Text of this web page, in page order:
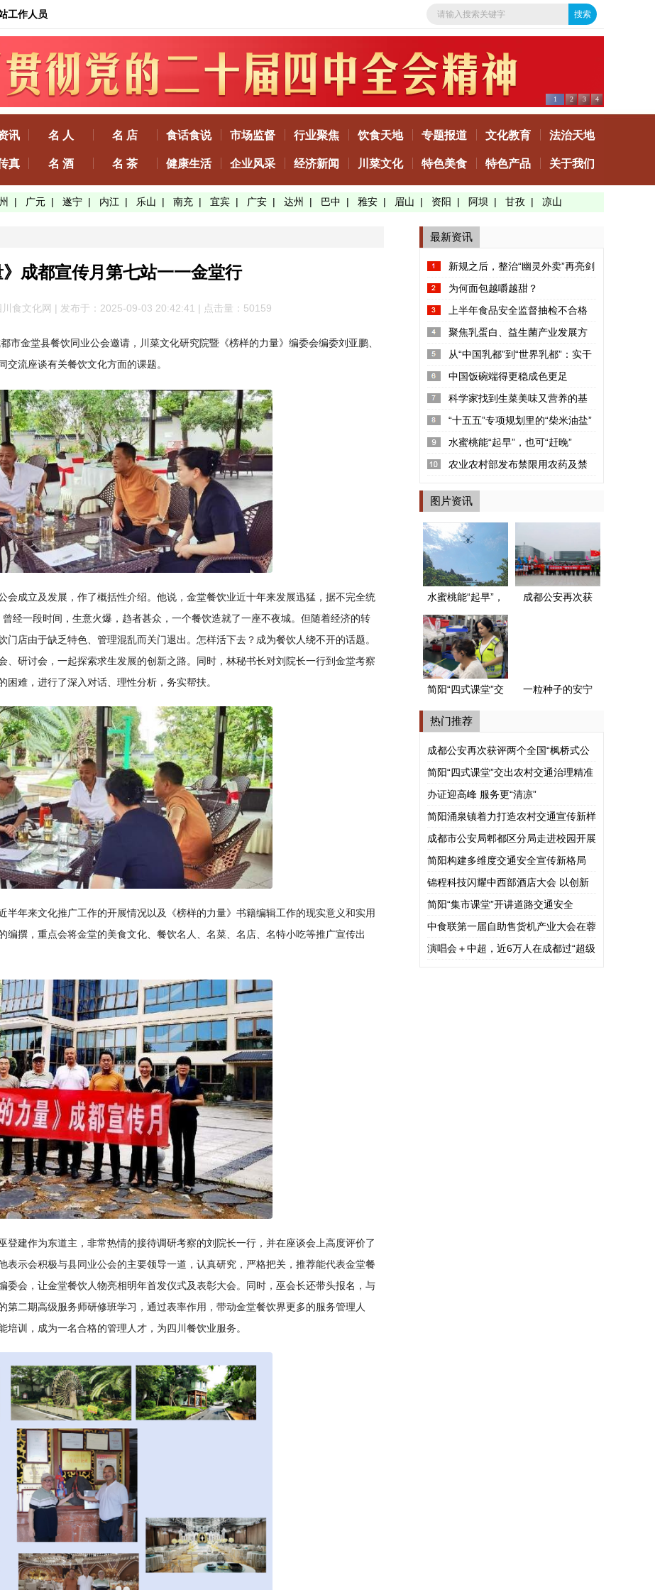
工作人员
1 2 3 4
讯 名 人 名 店 食话食说 市场监督 行业聚焦 饮食天地 专题报道 文化教育 法治天地
真 名 酒 名 茶 健康生活 企业风采 经济新闻 川菜文化 特色美食 特色产品 关于我们
| 广元 | 遂宁 | 内江 | 乐山 | 南充 | 宜宾 | 广安 | 达州 | 巴中 | 雅安 | 眉山 | 资阳 | 阿坝 | 甘孜 | 凉山
最新资讯
新规之后，整治“幽灵外卖”再亮剑
为何面包越嚼越甜？
上半年食品安全监督抽检不合格
率2.22%聚焦乳蛋白、益生菌产业发展方
向 “可感知高品质探寻荟”呼和浩...
从“中国乳都”到“世界乳都”：实干
铸就的产业丰碑
中国饭碗端得更稳成色更足
科学家找到生菜美味又营养的基
因密码“十五五”专项规划里的“柴米油盐”
水蜜桃能“起早”，也可“赶晚”
农业农村部发布禁限用农药及禁
图片资讯
水蜜桃能“起早”，
也可“赶晚”
成都公安再次获
简阳“四式课堂”交
出农村交通治理
精准答卷
一粒种子的安宁
热门推荐
成都公安再次获评两个全国“枫桥式公
安派出所”
简阳“四式课堂”交出农村交通治理精准
答卷
办证迎高峰 服务更“清凉”
简阳涌泉镇着力打造农村交通宣传新样
板
成都市公安局郫都区分局走进校园开展
涉外法治宣讲
简阳构建多维度交通安全宣传新格局
锦程科技闪耀中西部酒店大会 以创新
模式赋能酒旅产业共赢
简阳“集市课堂”开讲道路交通安全
中食联第一届自助售货机产业大会在蓉
举行
演唱会＋中超，近6万人在成都过“超级
》成都宣传月第七站一一金堂行
食文化网 | 发布于：2025-09-03 20:42:41 | 点击量：50159
市金堂县餐饮同业公会邀请，川菜文化研究院暨《榜样的力量》编委会编委刘亚鹏、
流座谈有关餐饮文化方面的课题。
会成立及发展，作了概括性介绍。他说，金堂餐饮业近十年来发展迅猛，据不完全统
经一段时间，生意火爆，趋者甚众，一个餐饮造就了一座不夜城。但随着经济的转
店由于缺乏特色、管理混乱而关门退出。怎样活下去？成为餐饮人绕不开的话题。
研讨会，一起探索求生发展的创新之路。同时，林秘书长对刘院长一行到金堂考察
难，进行了深入对话、理性分析，务实帮扶。
半年来文化推广工作的开展情况以及《榜样的力量》书籍编辑工作的现实意义和实用
撰，重点会将金堂的美食文化、餐饮名人、名菜、名店、名特小吃等推广宣传出
登建作为东道主，非常热情的接待调研考察的刘院长一行，并在座谈会上高度评价了
表示会积极与县同业公会的主要领导一道，认真研究，严格把关，推荐能代表金堂餐
委会，让金堂餐饮人物亮相明年首发仪式及表彰大会。同时，巫会长还带头报名，与
第二期高级服务师研修班学习，通过表率作用，带动金堂餐饮界更多的服务管理人
训，成为一名合格的管理人才，为四川餐饮业服务。